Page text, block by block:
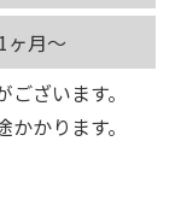
1ヶ月～
ざいます。
かります。